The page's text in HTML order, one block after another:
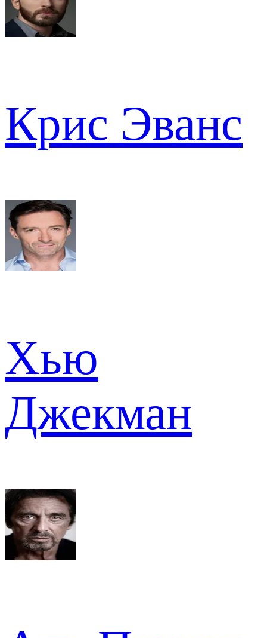
Крис Эванс
Хью
Джекман